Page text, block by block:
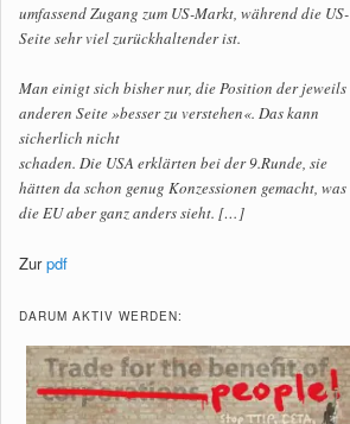
umfassend Zugang zum US-Markt, während die US-
Seite sehr viel zurückhaltender ist.
Man einigt sich bisher nur, die Position der jeweils
anderen Seite »besser zu verstehen«. Das kann
sicherlich nicht
schaden. Die USA erklärten bei der 9.Runde, sie
hätten da schon genug Konzessionen gemacht, was
die EU aber ganz anders sieht. […]
Zurpdf
DARUM AKTIV WERDEN: